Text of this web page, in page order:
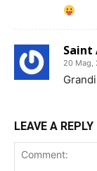
Saint
20 Mag,
LEAVE A REPLY